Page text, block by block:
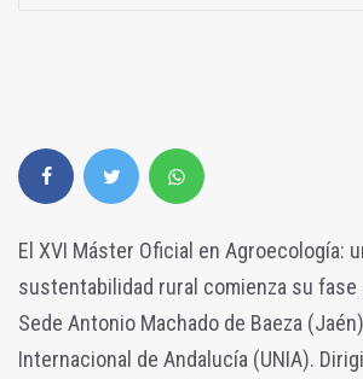
El XVI Máster Oficial en Agroecología:
sustentabilidad rural comienza su fase
Sede Antonio Machado de Baeza
Internacional de Andalucía (UNIA).